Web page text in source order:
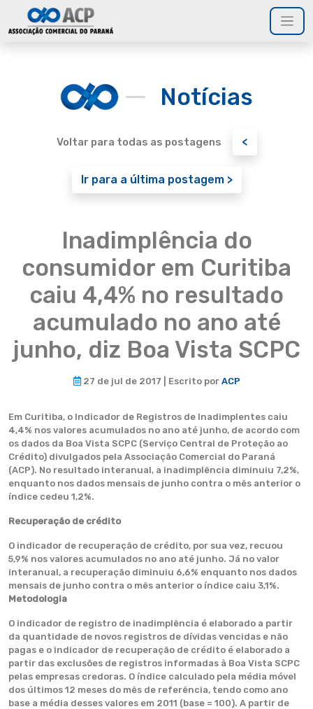
Notícias
Voltar para todas as postagens <
Ir para a última postagem >
Inadimplência do
consumidor em Curitiba
caiu 4,4% no resultado
acumulado no ano até
junho, diz Boa Vista SCPC
27 de jul de 2017 | Escrito por ACP
Em Curitiba, o Indicador de Registros de Inadimplentes caiu
4,4% nos valores acumulados no ano até junho, de acordo com
os dados da Boa Vista SCPC (Serviço Central de Proteção ao
Crédito) divulgados pela Associação Comercial do Paraná
(ACP). No resultado interanual, a inadimplência diminuiu 7,2%,
enquanto nos dados mensais de junho contra o mês anterior o
índice cedeu 1,2%.
Recuperação de crédito
O indicador de recuperação de crédito, por sua vez, recuou
5,9% nos valores acumulados no ano até junho. Já no valor
interanual, a recuperação diminuiu 6,6% enquanto nos dados
mensais de junho contra o mês anterior o índice caiu 3,1%.
Metodologia
O indicador de registro de inadimplência é elaborado a partir
da quantidade de novos registros de dívidas vencidas e não
pagas e o indicador de recuperação de crédito é elaborado a
partir das exclusões de registros informadas à Boa Vista SCPC
pelas empresas credoras. O índice calculado pela média móvel
dos últimos 12 meses do mês de referência, tendo como ano
base a média desses valores em 2011 (base = 100). A partir de